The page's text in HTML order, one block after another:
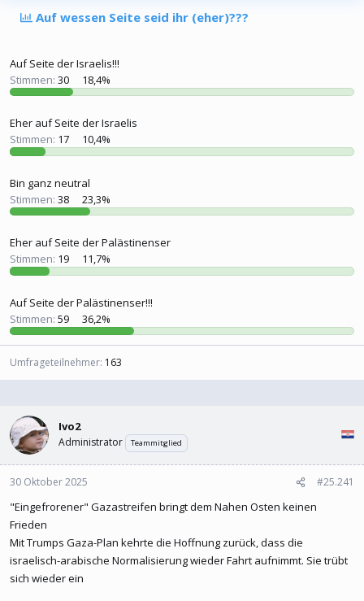
l
r
l
Auf wessen Seite seid ihr (eher)???
Auf Seite der Israelis!!!
Stimmen: 30 18,4%
Eher auf Seite der Israelis
Stimmen: 17 10,4%
Bin ganz neutral
Stimmen: 38 23,3%
Eher auf Seite der Palästinenser
Stimmen: 19 11,7%
Auf Seite der Palästinenser!!!
Stimmen: 59 36,2%
Umfrageteilnehmer 163
Ivo2
Administrator Teammitglied
30 Oktober 2025 #25.241
"Eingefrorener" Gazastreifen bringt dem Nahen Osten keinen
Frieden
Mit Trumps Gaza-Plan kehrte die Hoffnung zurück, dass die
israelisch-arabische Normalisierung wieder Fahrt aufnimmt. Sie trübt
sich wieder ein